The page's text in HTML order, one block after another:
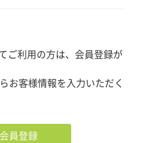
ご利用の方は、会員登録が
お客様情報を入力いただく
員登録